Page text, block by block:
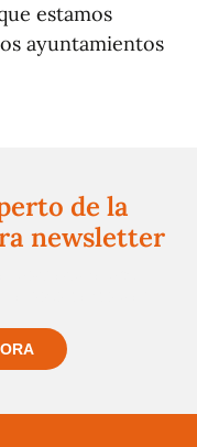
estamos
ayuntamientos
de la
newsletter